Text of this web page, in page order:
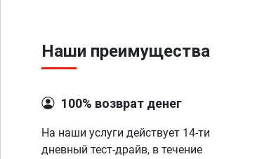
Наши преимущества
100% возврат денег
На наши услуги действует 14-ти
дневный тест-драйв, в течение